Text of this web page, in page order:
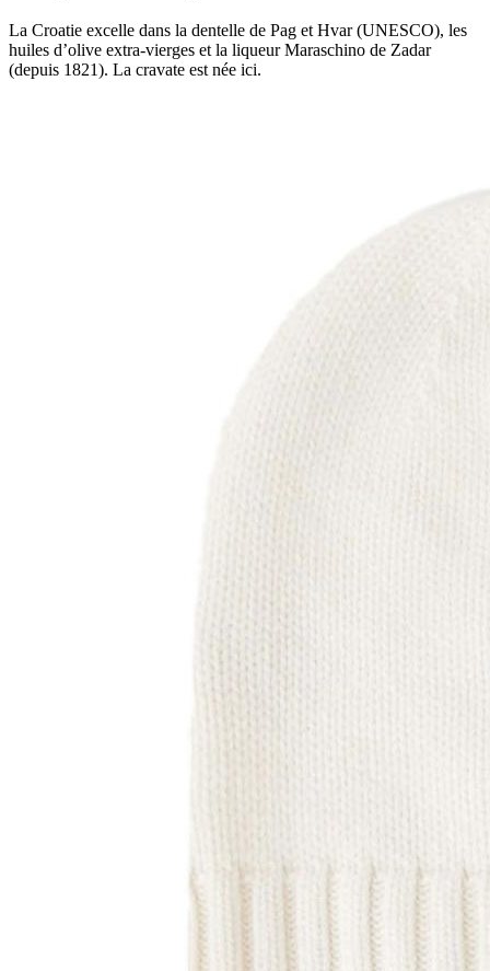
La Croatie excelle dans la dentelle de Pag et Hvar (UNESCO), les
huiles d’olive extra-vierges et la liqueur Maraschino de Zadar
(depuis 1821). La cravate est née ici.